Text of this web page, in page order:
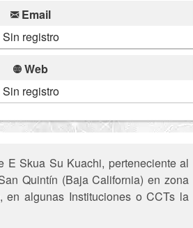
Email
Sin registro
Web
Sin registro
E Skua Su Kuachi, perteneciente al
Quintín (Baja California) en zona
en algunas Instituciones o CCTs la